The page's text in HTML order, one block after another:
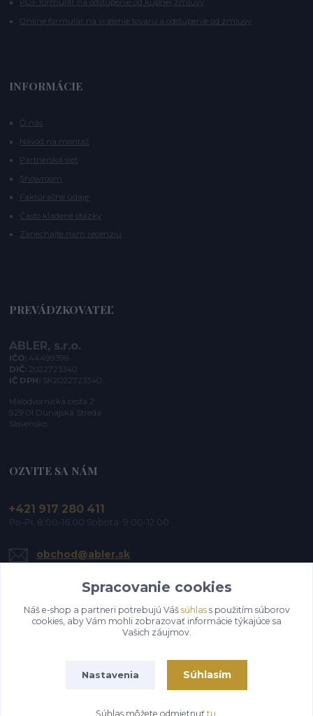
PDF formulár na odstúpenie od kúpnej zmluvy
Online formulár na vrátenie tovaru a odstúpenie od zmluvy
INFORMÁCIE
O nás
Návod na montáž
Partnerská sieť
Showroom
Faktúračné údaje
Často kladené otázky
Zanechajte nám recenziu
PREVÁDZKOVATEĽ
ABLER, s.r.o.
IČO: 44499396
DIČ: 2022723340
IČ DPH: SK2022723340
Malodvornícka cesta 2
929 01 Dunajská Streda
Slovensko
OZVITE SA NÁM
+421 917 280 411
Po-Pi: 8:00-16:00 Sobota: 9:00-12:00
obchod@abler.sk
Upraviť zber cookies.
Spracovanie cookies
Náš e-shop a partneri potrebujú Váš súhlass použitím súborov
cookies, aby Vám mohli zobrazovať informácie týkajúce sa
Vašich záujmov.
Nastavenia Súhlasím
Súhlas môžete odmietnuť tu